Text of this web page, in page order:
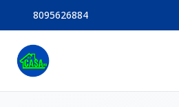
8095626884